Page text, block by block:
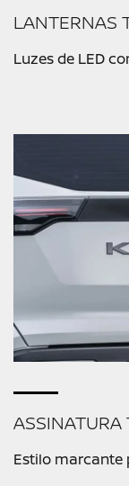
LANTERNAS
Luzes de LED
ASSINATURA
Estilo marcante